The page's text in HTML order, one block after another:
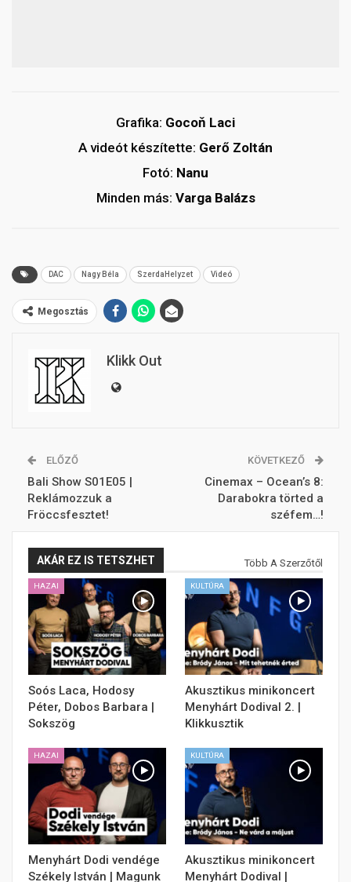
Grafika: Gocoň Laci
A videót készítette: Gerő Zoltán
Fotó: Nanu
Minden más: Varga Balázs
DAC Nagy Béla SzerdaHelyzet Videó
Megosztás
Klikk Out
ELŐZŐ
Bali Show S01E05 |
Reklámozzuk a
Fröccsfesztet!
KÖVETKEZŐ
Cinemax – Ocean’s 8:
Darabokra törted a
széfem…!
AKÁR EZ IS TETSZHET Több A Szerzőtől
HAZAI
Soós Laca, Hodosy
Péter, Dobos Barbara |
Sokszög
KULTÚRA
Akusztikus minikoncert
Menyhárt Dodival 2. |
Klikkusztik
HAZAI
Menyhárt Dodi vendége
Székely István | Magunk
KULTÚRA
Akusztikus minikoncert
Menyhárt Dodival |